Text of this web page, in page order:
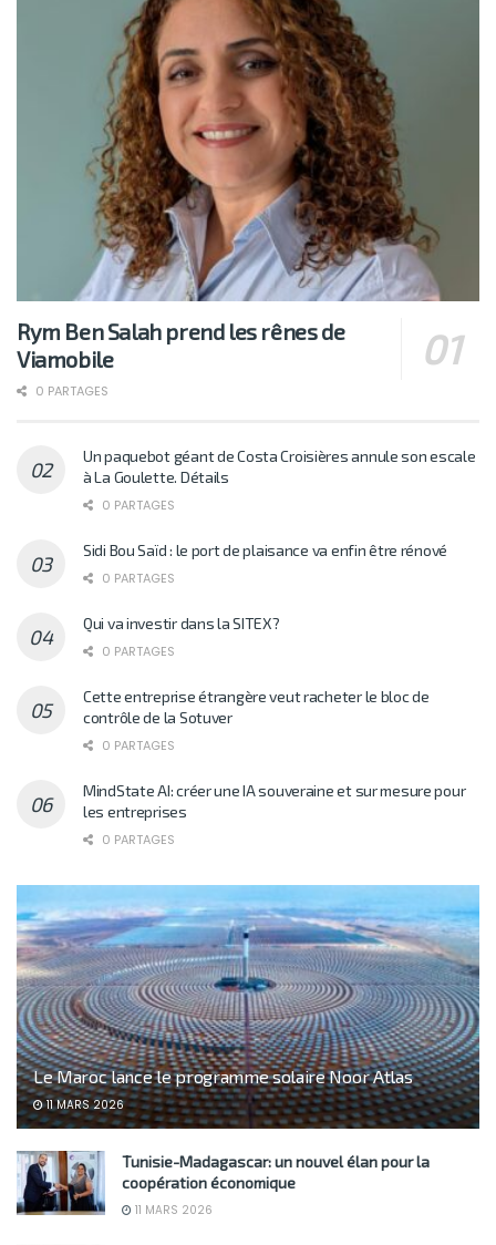
Rym Ben Salah prend les rênes de
Viamobile
0 PARTAGES
Un paquebot géant de Costa Croisières annule son escale
à La Goulette. Détails
0 PARTAGES
Sidi Bou Saïd : le port de plaisance va enfin être rénové
0 PARTAGES
Qui va investir dans la SITEX?
0 PARTAGES
Cette entreprise étrangère veut racheter le bloc de
contrôle de la Sotuver
0 PARTAGES
MindState AI: créer une IA souveraine et sur mesure pour
les entreprises
0 PARTAGES
Le Maroc lance le programme solaire Noor Atlas
11 MARS 2026
Tunisie-Madagascar: un nouvel élan pour la
coopération économique
11 MARS 2026